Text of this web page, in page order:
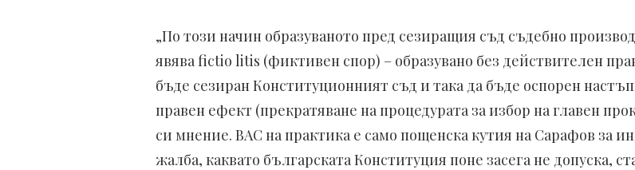
„По този начин образуваното пред сезиращия съд съдебно
явява fictio litis (фиктивен спор) – образувано без действителен
бъде сезиран Конституционният съд и така да бъде оспорен
правен ефект (прекратяване на процедурата за избор на главен
си мнение. ВАС на практика е само пощенска кутия на Сарафов за
жалба, каквато българската Конституция поне засега не допуска,